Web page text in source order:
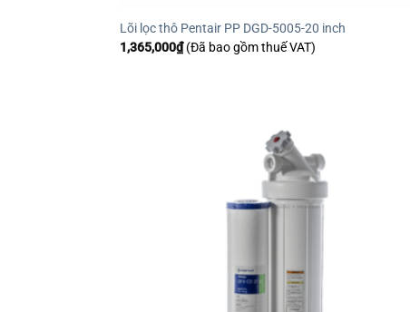
Lõi lọc thô Pentair PP DGD-5005-20 inch
1,365,000₫ (Đã bao gồm thuế VAT)